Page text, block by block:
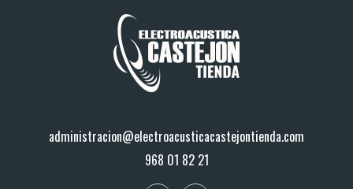
administracion@electroacusticacastejontienda.com
968 01 82 21